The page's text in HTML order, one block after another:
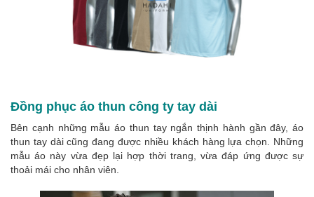
Đồng phục áo thun công ty tay dài
Bên cạnh những mẫu áo thun tay ngắn thịnh hành gần đây, áo
thun tay dài cũng đang được nhiều khách hàng lựa chọn. Những
mẫu áo này vừa đẹp lại hợp thời trang, vừa đáp ứng được sự
thoải mái cho nhân viên.